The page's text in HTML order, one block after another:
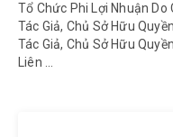
Tổ Chức Phi Lợi Nhuận Do
Tác Giả, Chủ Sở Hữu Quyền
Tác Giả, Chủ Sở Hữu Quyền
Liên ...